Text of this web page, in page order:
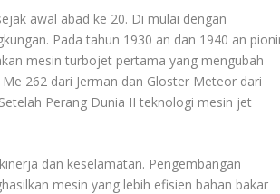
awal abad ke 20. Di mulai dengan
Pada tahun 1930 an dan 1940 an
mesin turbojet pertama yang mengubah
262 dari Jerman dan Gloster Meteor dari
Perang Dunia II teknologi mesin jet
dan keselamatan. Pengembangan
mesin yang lebih efisien bahan bakar